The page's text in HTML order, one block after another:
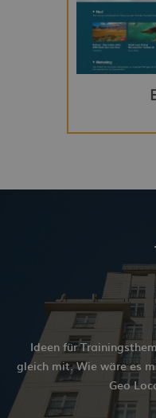
Ideen für
gleich mit. Wie wäre es
Geo